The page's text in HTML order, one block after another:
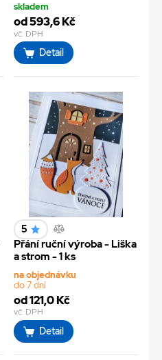
skladem
od 593,6 Kč
vč. DPH
Detail
5
Přání ruční výroba - Liška
a strom - 1 ks
na objednávku
do 7 dní
od 121,0 Kč
vč. DPH
Detail